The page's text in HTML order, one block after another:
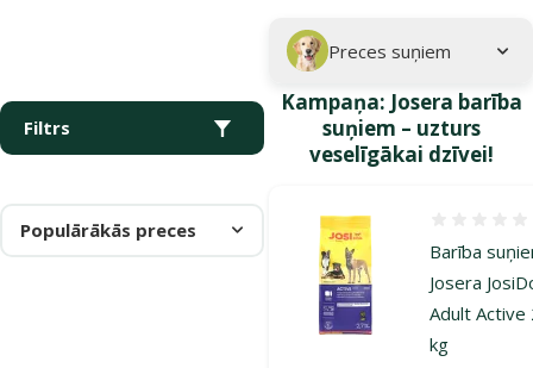
Apakškategorija
Preces suņiem
Filtrs
Kampaņa: Josera barība
suņiem – uzturs
veselīgākai dzīvei!
Populārākās preces
Barība
Josera
Adult Active
kg